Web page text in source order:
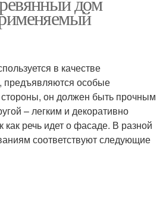
в качестве
предъявляются особые
он должен быть прочным
– легким и декоративно
как речь идет о фасаде. В разной
соответствуют следующие